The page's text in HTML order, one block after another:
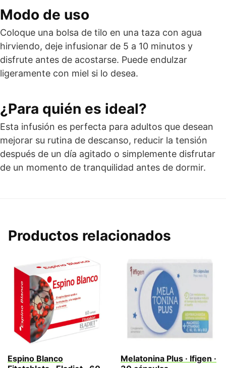
Modo de uso
Coloque una bolsa de tilo en una taza con agua
hirviendo, deje infusionar de 5 a 10 minutos y
disfrute antes de acostarse. Puede endulzar
ligeramente con miel si lo desea.
¿Para quién es ideal?
Esta infusión es perfecta para adultos que desean
mejorar su rutina de descanso, reducir la tensión
después de un día agitado o simplemente disfrutar
de un momento de tranquilidad antes de dormir.
Productos relacionados
Espino Blanco
Melatonina Plus · Ifigen ·